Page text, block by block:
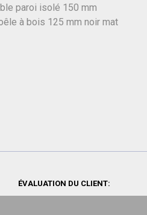
paroi isolé 150 mm
à bois 125 mm noir mat
ÉVALUATION DU CLIENT: